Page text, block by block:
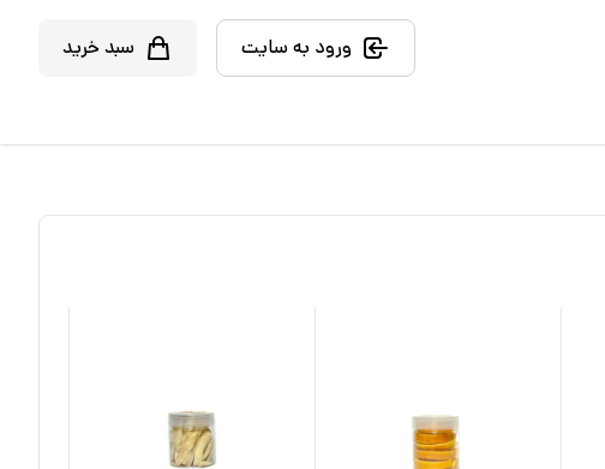
ورود به سایت سبد خرید